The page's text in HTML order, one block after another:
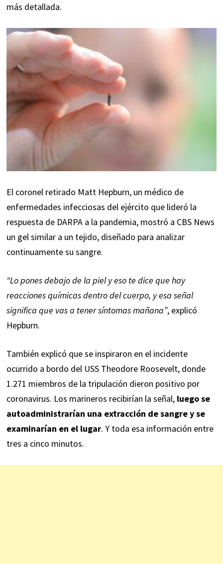
más detallada.
El coronel retirado Matt Hepburn, un médico de
enfermedades infecciosas del ejército que lideró la
respuesta de DARPA a la pandemia, mostró a CBS News
un gel similar a un tejido, diseñado para analizar
continuamente su sangre.
“Lo pones debajo de la piel y eso te dice que hay
reacciones químicas dentro del cuerpo, y esa señal
significa que vas a tener síntomas mañana”, explicó
Hepburn.
También explicó que se inspiraron en el incidente
ocurrido a bordo del USS Theodore Roosevelt, donde
1.271 miembros de la tripulación dieron positivo por
coronavirus. Los marineros recibirían la señal, luego se
autoadministrarían una extracción de sangre y se
examinarían en el lugar. Y toda esa información entre
tres a cinco minutos.